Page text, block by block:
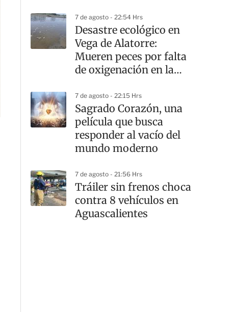
7 de agosto - 22:54 Hrs
Desastre ecológico en
Vega de Alatorre:
Mueren peces por falta
de oxigenación en la
7 de agosto - 22:15 Hrs
Sagrado Corazón, una
película que busca
responder al vacío del
mundo moderno
7 de agosto - 21:56 Hrs
Tráiler sin frenos choca
contra 8 vehículos en
Aguascalientes